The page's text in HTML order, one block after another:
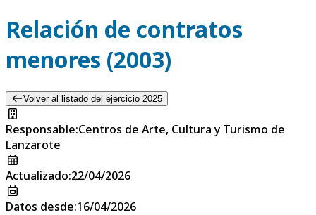
Relación de contratos
menores (2003)
Volver al listado del ejercicio 2025
Responsable:Centros de Arte, Cultura y Turismo de
Lanzarote
Actualizado:22/04/2026
Datos desde:16/04/2026